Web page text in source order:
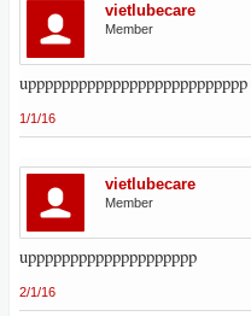
vietlubecare
Member
upppppppppppppppppppppppppp
1/1/16
vietlubecare
Member
upppppppppppppppppppp
2/1/16